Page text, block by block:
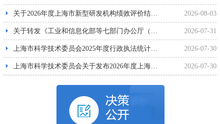
2026-08-03
关于2026年度上海市新型研发机构绩效评价结果的公示
2026-07-31
2026-07-30
上海市科学技术委员会2025年度行政执法统计年报
2026-07-30
上海市科学技术委员会关于发布2026年度上海市科技攻关“揭榜挂帅”（第二批）项目指南的通知